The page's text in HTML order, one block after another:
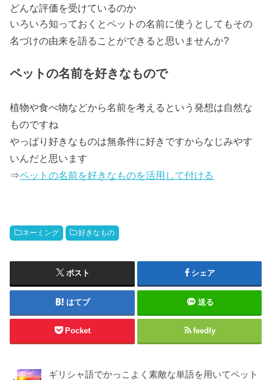
どんな評価を受けているのか
いろいろ知っておくとペットの名前に使うとしてもその
名づけの由来を語ることができると思いませんか?
ペットの名前を好きなもので
植物や食べ物などから名前を考えるという発想は自然な
ものですね
やっぱり好きなものは無条件に好きですからなじみやす
いんだと思います
⇒ペットの名前を好きなものを活用して付ける
ネーミング 好きなもの
ポスト シェア
はてブ 送る
Pocket feedly
ギリシャ語でかっこよく素敵な単語を用いてペット